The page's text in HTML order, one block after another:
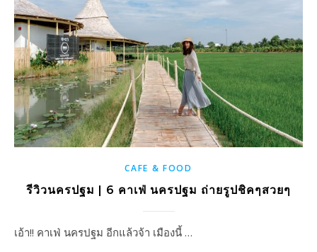
CAFE & FOOD
รีวิวนครปฐม | 6 คาเฟ่ นครปฐม ถ่ายรูปชิคๆสวยๆ
เอ้า!! คาเฟ่ นครปฐม อีกแล้วจ้า เมืองนี้ …